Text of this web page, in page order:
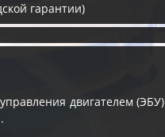
гарантии)
двигателем (ЭБУ)
.